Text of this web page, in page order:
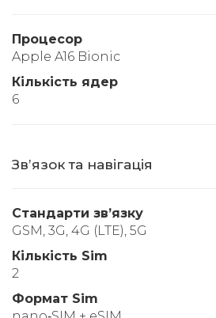
Процесор
Apple A16 Bionic
Кількість ядер
6
Звʼязок та навігація
Стандарти звʼязку
GSM, 3G, 4G (LTE), 5G
Кількість Sim
2
Формат Sim